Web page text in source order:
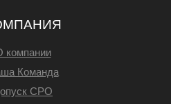
компании
Команда
СРО